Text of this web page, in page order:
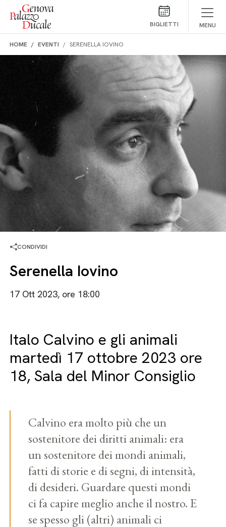
Salta al contenuto
BIGLIETTI MENU
HOME EVENTI SERENELLA IOVINO
CONDIVIDI
Serenella Iovino
17 Ott 2023, ore 18:00
Italo Calvino e gli animali
martedì 17 ottobre 2023 ore
18, Sala del Minor Consiglio
Calvino era molto più che un
sostenitore dei diritti animali: era
un sostenitore dei mondi animali,
fatti di storie e di segni, di intensità,
di desideri. Guardare questi mondi
ci fa capire meglio anche il nostro. E
se spesso gli (altri) animali ci